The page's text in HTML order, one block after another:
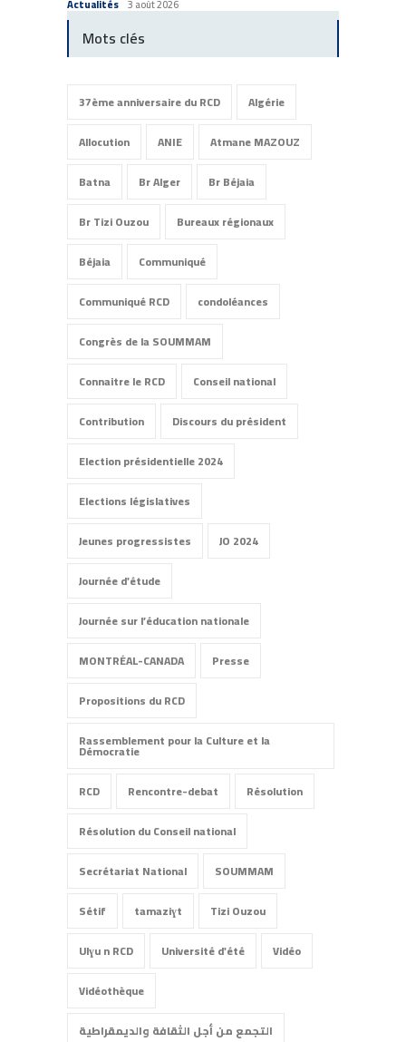
Actualités 3 août 2026
Mots clés
37ème anniversaire du RCD
Algérie
Allocution
ANIE
Atmane MAZOUZ
Batna
Br Alger
Br Béjaia
Br Tizi Ouzou
Bureaux régionaux
Béjaia
Communiqué
Communiqué RCD
condoléances
Congrès de la SOUMMAM
Connaitre le RCD
Conseil national
Contribution
Discours du président
Election présidentielle 2024
Elections législatives
Jeunes progressistes
JO 2024
Journée d'étude
Journée sur l’éducation nationale
MONTRÉAL-CANADA
Presse
Propositions du RCD
Rassemblement pour la Culture et la
Démocratie
RCD
Rencontre-debat
Résolution
Résolution du Conseil national
Secrétariat National
SOUMMAM
Sétif
tamaziɣt
Tizi Ouzou
Ulɣu n RCD
Université d'été
Vidéo
Vidéothèque
التجمع من أجل الثقافة والديمقراطية